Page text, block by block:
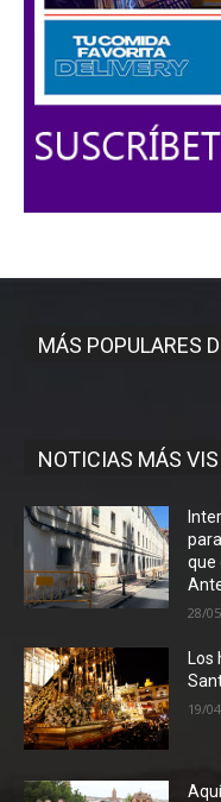
MÁS POPULARES
NOTICIAS MÁS
que
28/
19/